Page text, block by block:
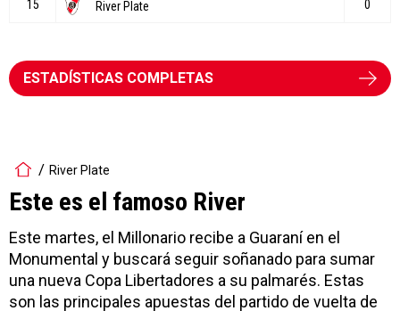
ESTADÍSTICAS COMPLETAS
River Plate
Este es el famoso River
Este martes, el Millonario recibe a Guaraní en el
Monumental y buscará seguir soñanado para sumar
una nueva Copa Libertadores a su palmarés. Estas
son las principales apuestas del partido de vuelta de